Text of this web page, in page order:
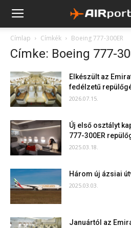
Címlap Címkék Boeing 777-300ER
Címke: Boeing 777-
Elkészült az
fedélzetű
2026.07.15.
Új első osztályt
777-300ER
2025.03.18.
Három új ázsiai
2025.03.03.
Januártól az